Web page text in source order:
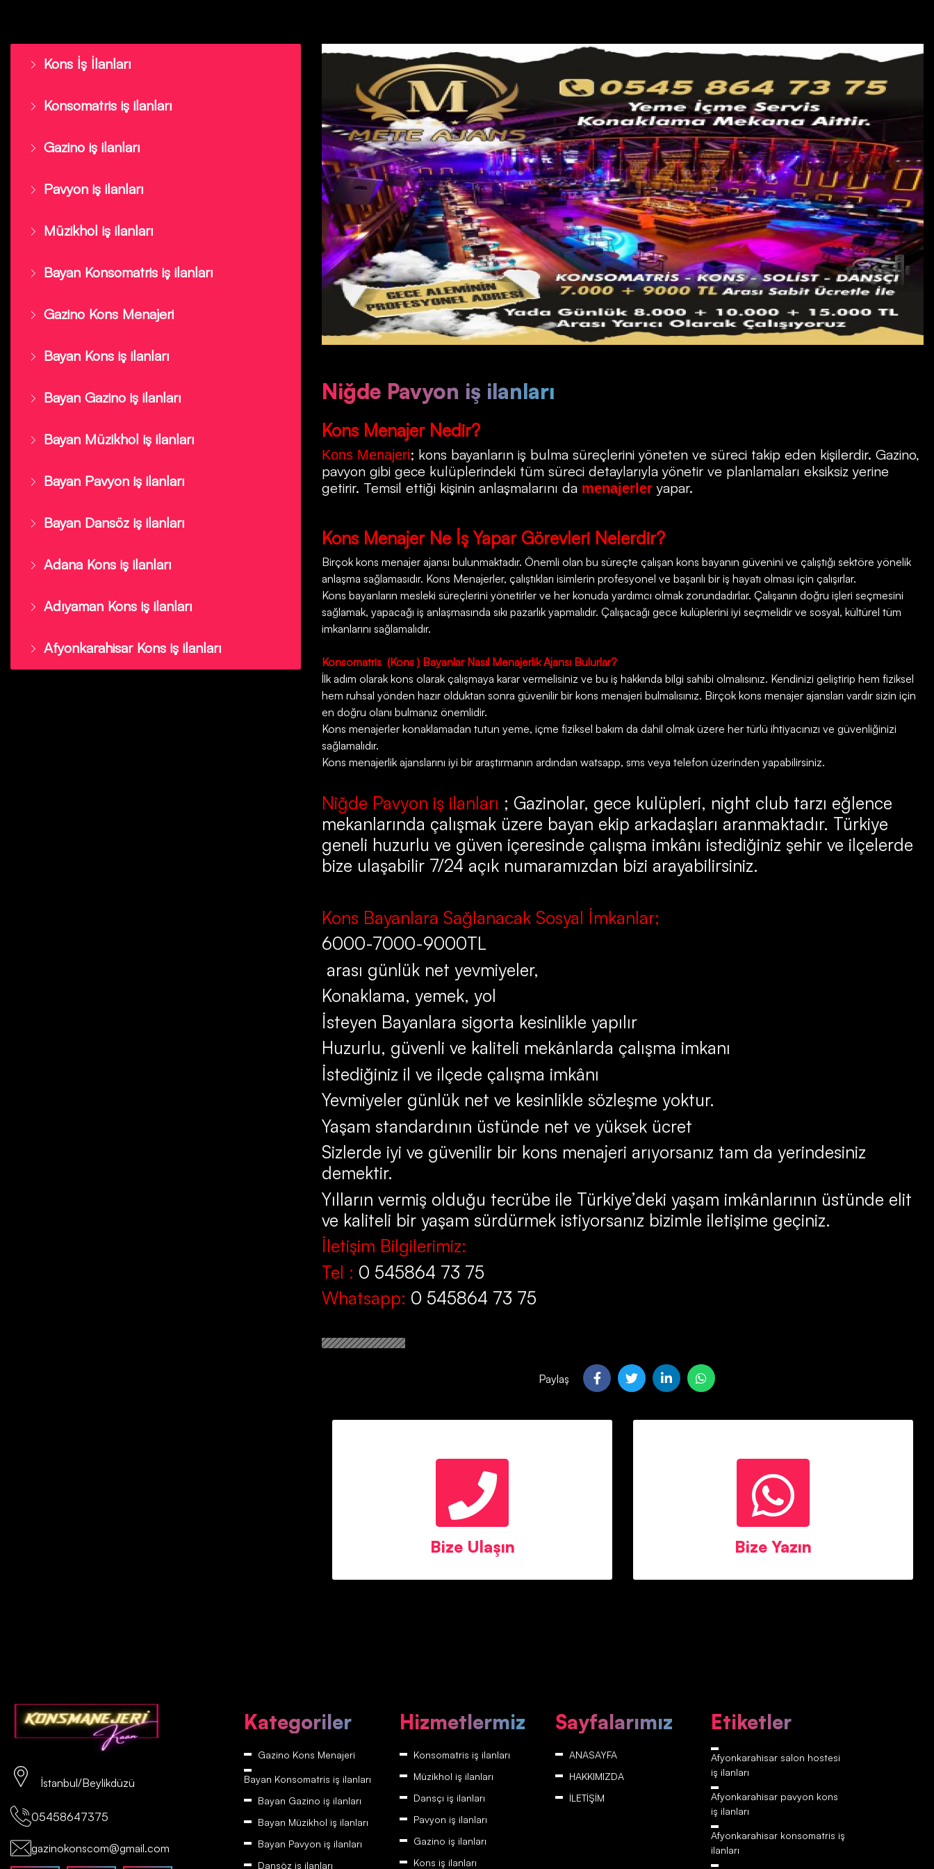
Kons İş İlanları
Konsomatris iş ilanları
Gazino iş ilanları
Pavyon iş ilanları
Müzikhol iş ilanları
Bayan Konsomatris iş ilanları
Gazino Kons Menajeri
Bayan Kons iş ilanları
Bayan Gazino iş ilanları
Bayan Müzikhol iş ilanları
Bayan Pavyon iş ilanları
Bayan Dansöz iş ilanları
Adana Kons iş ilanları
Adıyaman Kons iş ilanları
Afyonkarahisar Kons iş ilanları
Niğde Pavyon iş ilanları
Kons Menajer Nedir?
Kons Menajeri; kons bayanların iş bulma süreçlerini yöneten ve süreci takip eden kişilerdir. Gazino,
pavyon gibi gece kulüplerindeki tüm süreci detaylarıyla yönetir ve planlamaları eksiksiz yerine
getirir. Temsil ettiği kişinin anlaşmalarını da menajerler yapar.
Kons Menajer Ne İş Yapar Görevleri Nelerdir?
Birçok kons menajer ajansı bulunmaktadır. Önemli olan bu süreçte çalışan kons bayanın güvenini ve çalıştığı sektöre yönelik
anlaşma sağlamasıdır. Kons Menajerler, çalıştıkları isimlerin profesyonel ve başarılı bir iş hayatı olması için çalışırlar.
Kons bayanların mesleki süreçlerini yönetirler ve her konuda yardımcı olmak zorundadırlar. Çalışanın doğru işleri seçmesini
sağlamak, yapacağı iş anlaşmasında sıkı pazarlık yapmalıdır. Çalışacağı gece kulüplerini iyi seçmelidir ve sosyal, kültürel tüm
imkanlarını sağlamalıdır.
Konsomatris (Kons ) Bayanlar Nasıl Menajerlik Ajansı Bulurlar?
İlk adım olarak kons olarak çalışmaya karar vermelisiniz ve bu iş hakkında bilgi sahibi olmalısınız. Kendinizi geliştirip hem fiziksel
hem ruhsal yönden hazır olduktan sonra güvenilir bir kons menajeri bulmalısınız. Birçok kons menajer ajansları vardır sizin için
en doğru olanı bulmanız önemlidir.
Kons menajerler konaklamadan tutun yeme, içme fiziksel bakım da dahil olmak üzere her türlü ihtiyacınızı ve güvenliğinizi
sağlamalıdır.
Kons menajerlik ajanslarını iyi bir araştırmanın ardından watsapp, sms veya telefon üzerinden yapabilirsiniz.
Niğde Pavyon iş ilanları ; Gazinolar, gece kulüpleri, night club tarzı eğlence
mekanlarında çalışmak üzere bayan ekip arkadaşları aranmaktadır. Türkiye
geneli huzurlu ve güven içeresinde çalışma imkânı istediğiniz şehir ve ilçelerde
bize ulaşabilir 7/24 açık numaramızdan bizi arayabilirsiniz.
Kons Bayanlara Sağlanacak Sosyal İmkanlar;
6000-7000-9000TL
arası günlük net yevmiyeler,
Konaklama, yemek, yol
İsteyen Bayanlara sigorta kesinlikle yapılır
Huzurlu, güvenli ve kaliteli mekânlarda çalışma imkanı
İstediğiniz il ve ilçede çalışma imkânı
Yevmiyeler günlük net ve kesinlikle sözleşme yoktur.
Yaşam standardının üstünde net ve yüksek ücret
Sizlerde iyi ve güvenilir bir kons menajeri arıyorsanız tam da yerindesiniz
demektir.
Yılların vermiş olduğu tecrübe ile Türkiye’deki yaşam imkânlarının üstünde elit
ve kaliteli bir yaşam sürdürmek istiyorsanız bizimle iletişime geçiniz.
İletişim Bilgilerimiz:
Tel : 0 545864 73 75
Whatsapp: 0 545864 73 75
Paylaş
Bize Ulaşın
Telefon : 05458647375
Mete Bey
Bize Yazın
Whatsapp : 05458647375
Mete Bey
İstanbul/Beylikdüzü
05458647375
gazinokonscom@gmail.com
Kategoriler
Gazino Kons Menajeri
Bayan Konsomatris iş ilanları
Bayan Gazino iş ilanları
Bayan Müzikhol iş ilanları
Bayan Pavyon iş ilanları
Dansöz iş ilanları
Hizmetlermiz
Konsomatris iş ilanları
Müzikhol iş ilanları
Dansçı iş ilanları
Pavyon iş ilanları
Gazino iş ilanları
Kons iş ilanları
Sayfalarımız
ANASAYFA
HAKKIMIZDA
İLETİŞİM
Etiketler
Afyonkarahisar‎‎‎‎ salon hostesi
iş ilanları
Afyonkarahisar‎‎‎‎ pavyon kons
iş ilanları
Afyonkarahisar‎‎‎‎ konsomatris iş
ilanları